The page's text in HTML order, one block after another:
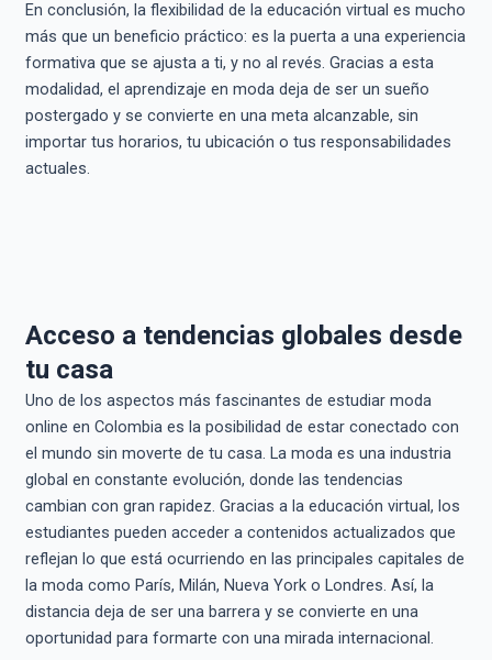
En conclusión, la flexibilidad de la educación virtual es mucho
más que un beneficio práctico: es la puerta a una experiencia
formativa que se ajusta a ti, y no al revés. Gracias a esta
modalidad, el aprendizaje en moda deja de ser un sueño
postergado y se convierte en una meta alcanzable, sin
importar tus horarios, tu ubicación o tus responsabilidades
actuales.
Acceso a tendencias globales desde
tu casa
Uno de los aspectos más fascinantes de estudiar moda
online en Colombia es la posibilidad de estar conectado con
el mundo sin moverte de tu casa. La moda es una industria
global en constante evolución, donde las tendencias
cambian con gran rapidez. Gracias a la educación virtual, los
estudiantes pueden acceder a contenidos actualizados que
reflejan lo que está ocurriendo en las principales capitales de
la moda como París, Milán, Nueva York o Londres. Así, la
distancia deja de ser una barrera y se convierte en una
oportunidad para formarte con una mirada internacional.